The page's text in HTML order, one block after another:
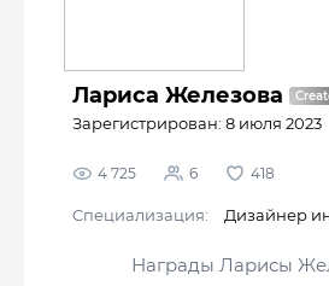
Лариса Железова
Зарегистрирован: 8 июля 2023
4 725 6 418
Cпециализация: Дизайнер
Награды Ларисы